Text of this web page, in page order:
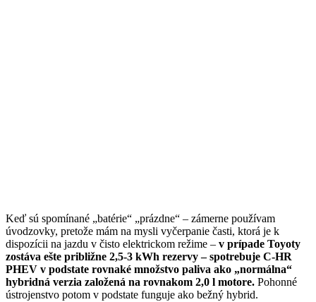
Keď sú spomínané „batérie“ „prázdne“ – zámerne používam
úvodzovky, pretože mám na mysli vyčerpanie časti, ktorá je k
dispozícii na jazdu v čisto elektrickom režime – v prípade Toyoty
zostáva ešte približne 2,5-3 kWh rezervy – spotrebuje C-HR
PHEV v podstate rovnaké množstvo paliva ako „normálna“
hybridná verzia založená na rovnakom 2,0 l motore. Pohonné
ústrojenstvo potom v podstate funguje ako bežný hybrid.